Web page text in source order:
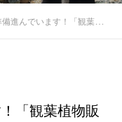
います！「観葉植物販売店らくうぇる」
「観葉植物販